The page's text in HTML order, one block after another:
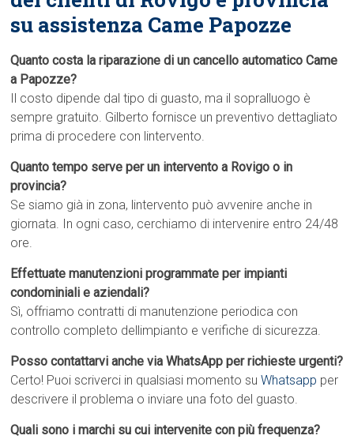
su assistenza Came Papozze
Quanto costa la riparazione di un cancello automatico Came
a Papozze?
Il costo dipende dal tipo di guasto, ma il sopralluogo è
sempre gratuito. Gilberto fornisce un preventivo dettagliato
prima di procedere con lintervento.
Quanto tempo serve per un intervento a Rovigo o in
provincia?
Se siamo già in zona, lintervento può avvenire anche in
giornata. In ogni caso, cerchiamo di intervenire entro 24/48
ore.
Effettuate manutenzioni programmate per impianti
condominiali e aziendali?
Sì, offriamo contratti di manutenzione periodica con
controllo completo dellimpianto e verifiche di sicurezza.
Posso contattarvi anche via WhatsApp per richieste urgenti?
Certo! Puoi scriverci in qualsiasi momento suWhatsapp per
descrivere il problema o inviare una foto del guasto.
Quali sono i marchi su cui intervenite con più frequenza?